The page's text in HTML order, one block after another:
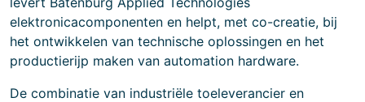
elektronicacomponenten en helpt, met co-creatie, bij
het ontwikkelen van technische oplossingen en het
productierijp maken van automation hardware.
De combinatie van industriële toeleverancier en